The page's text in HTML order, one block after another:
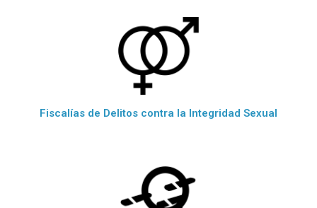
Fiscalías de Delitos contra la Integridad Sexual